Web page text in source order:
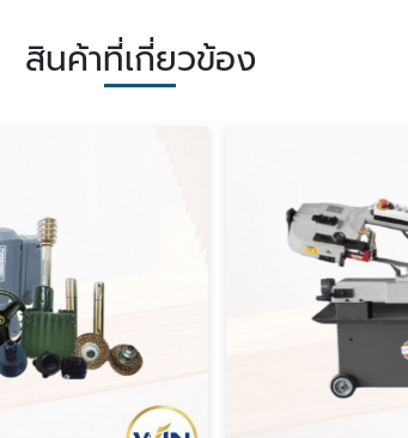
สินค้าที่เกี่ยวข้อง